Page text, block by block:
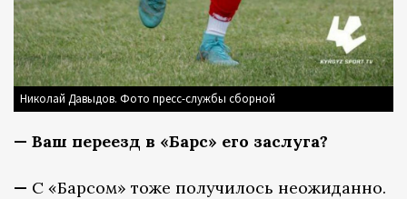
Николай Давыдов. Фото пресс-службы сборной
— Ваш переезд в «Барс» его заслуга?
— С «Барсом» тоже получилось неожиданно.